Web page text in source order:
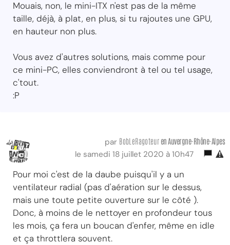
Mouais, non, le mini-ITX n'est pas de la même
taille, déjà, à plat, en plus, si tu rajoutes une GPU,
en hauteur non plus.
Vous avez d'autres solutions, mais comme pour
ce mini-PC, elles conviendront à tel ou tel usage,
c'tout.
:P
par BobLeRagoteur en Auvergne-Rhône-Alpes
le samedi 18 juillet 2020 à 10h47
Pour moi c'est de la daube puisqu'il y a un
ventilateur radial (pas d'aération sur le dessus,
mais une toute petite ouverture sur le côté ).
Donc, à moins de le nettoyer en profondeur tous
les mois, ça fera un boucan d'enfer, même en idle
et ça throttlera souvent.